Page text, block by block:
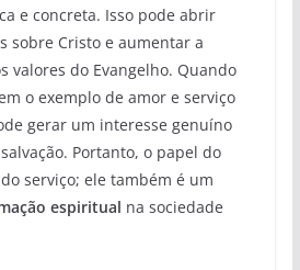
e concreta. Isso pode abrir
sobre Cristo e aumentar a
valores do Evangelho. Quando
o exemplo de amor e serviço
gerar um interesse genuíno
Portanto, o papel do
serviço; ele também é um
espiritual na sociedade